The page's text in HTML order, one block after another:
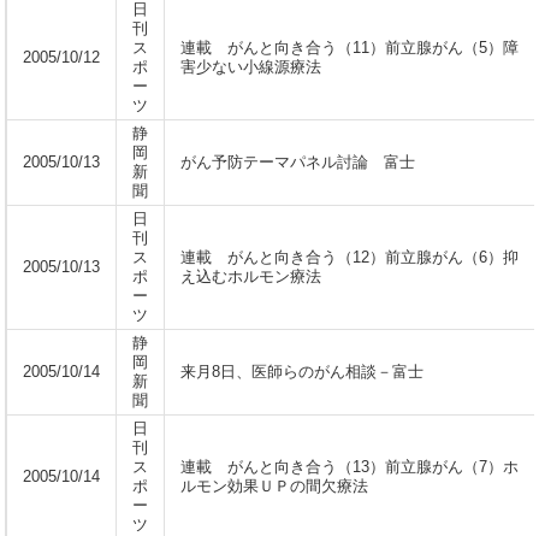
2005/10/12
日
刊
ス
ポ
ー
ツ
連載 がんと向き合う（11）前立腺がん（5）障
害少ない小線源療法
2005/10/13
静
岡
新
聞
がん予防テーマパネル討論 富士
2005/10/13
日
刊
ス
ポ
ー
ツ
連載 がんと向き合う（12）前立腺がん（6）抑
え込むホルモン療法
2005/10/14
静
岡
新
聞
来月8日、医師らのがん相談－富士
2005/10/14
日
刊
ス
ポ
ー
ツ
連載 がんと向き合う（13）前立腺がん（7）ホ
ルモン効果ＵＰの間欠療法